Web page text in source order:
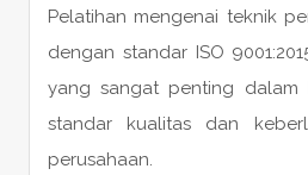
Pelatihan mengenai teknik
dengan standar ISO
yang sangat penting dalam
standar kualitas dan
perusahaan.